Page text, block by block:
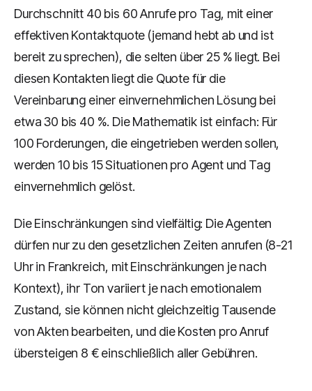
Durchschnitt 40 bis 60 Anrufe pro Tag, mit einer
effektiven Kontaktquote (jemand hebt ab und ist
bereit zu sprechen), die selten über 25 % liegt. Bei
diesen Kontakten liegt die Quote für die
Vereinbarung einer einvernehmlichen Lösung bei
etwa 30 bis 40 %. Die Mathematik ist einfach: Für
100 Forderungen, die eingetrieben werden sollen,
werden 10 bis 15 Situationen pro Agent und Tag
einvernehmlich gelöst.
Die Einschränkungen sind vielfältig: Die Agenten
dürfen nur zu den gesetzlichen Zeiten anrufen (8-21
Uhr in Frankreich, mit Einschränkungen je nach
Kontext), ihr Ton variiert je nach emotionalem
Zustand, sie können nicht gleichzeitig Tausende
von Akten bearbeiten, und die Kosten pro Anruf
übersteigen 8 € einschließlich aller Gebühren.